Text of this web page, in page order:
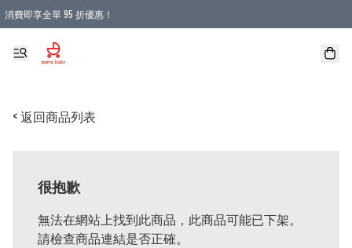
消費即享全單 95 折優惠！
購物滿 HKD 900.00即享免運費優惠！（適用於 本地送貨、本地取貨 )
< 返回商品列表
很抱歉
無法在網站上找到此商品，此商品可能已下架。
請檢查商品連結是否正確。